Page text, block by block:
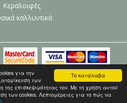
Το κατάλαβα
για την
των
επισκεψιμότητας του. Με τη χρήση αυτού
των cookies. Λεπτομέρειες για το πώς να
Κεραλοιφές
καλλυντικά
All Rights Reserved |
Κατασκευή Eshop
HellasSites